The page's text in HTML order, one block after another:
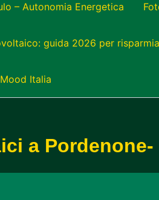
– Autonomia Energetica
guida 2026 per
Italia
a Pordenone-